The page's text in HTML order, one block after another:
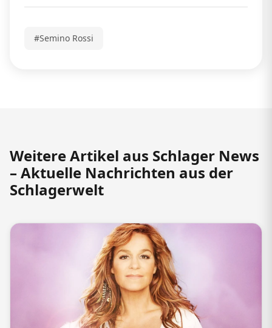
#Semino Rossi
Weitere Artikel aus Schlager News
– Aktuelle Nachrichten aus der
Schlagerwelt